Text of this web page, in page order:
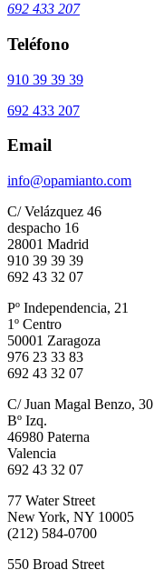
692 433 207
Teléfono
910 39 39 39
692 433 207
Email
info@opamianto.com
C/ Velázquez 46
despacho 16
28001 Madrid
910 39 39 39
692 43 32 07
Pº Independencia, 21
1º Centro
50001 Zaragoza
976 23 33 83
692 43 32 07
C/ Juan Magal Benzo, 30
Bº Izq.
46980 Paterna
Valencia
692 43 32 07
77 Water Street
New York, NY 10005
(212) 584-0700
550 Broad Street